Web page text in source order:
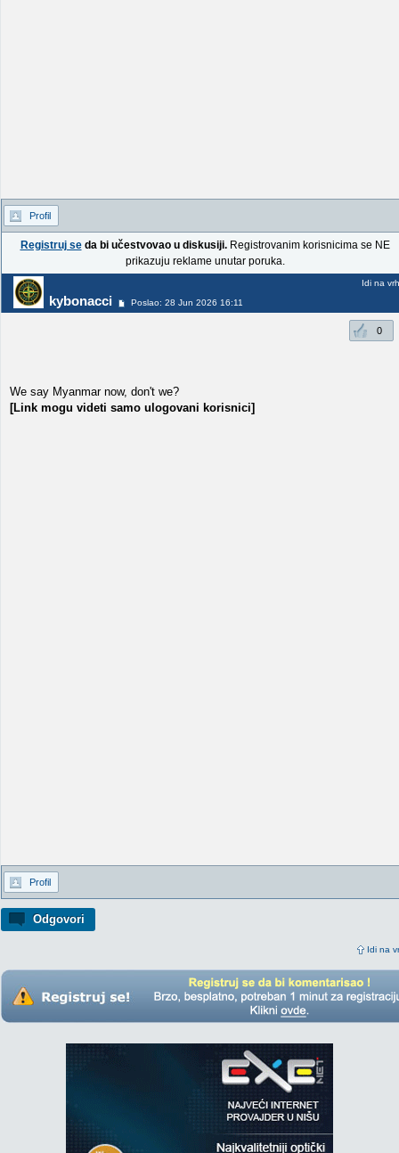
Odgovori
Idi na
Profil
Registruj seda bi učestvovao u diskusiji.Registrovanim korisnicima se NE
prikazuju reklame unutar poruka.
kybonacci Poslao: 28 Jun 2026 16:11
Idi na vrh
0
We say Myanmar now, don't we?
[Link mogu videti samo ulogovani korisnici]
Profil